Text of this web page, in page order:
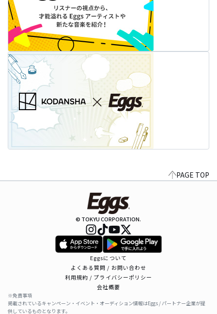
PAGE TOP
© TOKYU CORPORATION.
Eggsについて
よくある質問 / お問い合わせ
利用規約 / プライバシーポリシー
会社概要
※免責事項
掲載されているキャンペーン・イベント・オーディション情報はEggs / パートナー企業が提
供しているものとなります。